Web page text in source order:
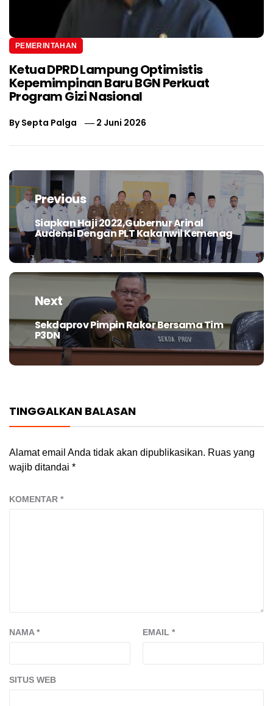
PEMERINTAHAN
Ketua DPRD Lampung Optimistis
Kepemimpinan Baru BGN Perkuat
Program Gizi Nasional
BySepta Palga 2 Juni 2026
Navigasi
posPrevious
Previous
post:
Siapkan Haji 2022,Gubernur Arinal
Audensi Dengan PLT Kakanwil Kemenag
Next
Next
post:
Sekdaprov Pimpin Rakor Bersama Tim
P3DN
TINGGALKAN BALASAN
Alamat email Anda tidak akan dipublikasikan. Ruas yang
wajib ditandai *
KOMENTAR *
NAMA* EMAIL *
SITUS WEB